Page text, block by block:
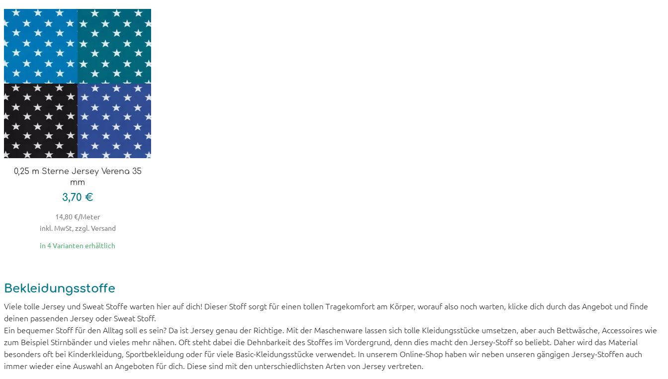
0,25 m Sterne Jersey Verena 35
mm
3,70 €
14,80 €/Meter
inkl. MwSt, zzgl. Versand
in 4 Varianten erhältlich
Bekleidungsstoffe
Viele tolle Jersey und Sweat Stoffe warten hier auf dich! Dieser Stoff sorgt für einen tollen Tragekomfort am Körper, worauf also noch warten, klicke dich durch das Angebot und finde
deinen passenden Jersey oder Sweat Stoff.
Ein bequemer Stoff für den Alltag soll es sein? Da ist Jersey genau der Richtige. Mit der Maschenware lassen sich tolle Kleidungsstücke umsetzen, aber auch Bettwäsche, Accessoires wie
zum Beispiel Stirnbänder und vieles mehr nähen. Oft steht dabei die Dehnbarkeit des Stoffes im Vordergrund, denn dies macht den Jersey-Stoff so beliebt. Daher wird das Material
besonders oft bei Kinderkleidung, Sportbekleidung oder für viele Basic-Kleidungsstücke verwendet. In unserem Online-Shop haben wir neben unseren gängigen Jersey-Stoffen auch
immer wieder eine Auswahl an Angeboten für dich. Diese sind mit den unterschiedlichsten Arten von Jersey vertreten.